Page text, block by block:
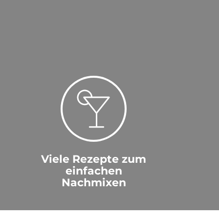
Viele Rezepte zum
einfachen
Nachmixen